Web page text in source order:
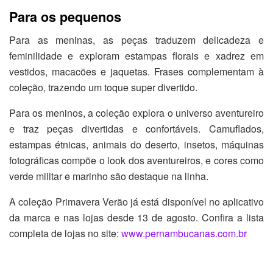
Para os pequenos
Para as meninas, as peças traduzem delicadeza e
feminilidade e exploram estampas florais e xadrez em
vestidos, macacões e jaquetas. Frases complementam à
coleção, trazendo um toque super divertido.
Para os meninos, a coleção explora o universo aventureiro
e traz peças divertidas e confortáveis. Camuflados,
estampas étnicas, animais do deserto, insetos, máquinas
fotográficas compõe o look dos aventureiros, e cores como
verde militar e marinho são destaque na linha.
A coleção Primavera Verão já está disponível no aplicativo
da marca e nas lojas desde 13 de agosto. Confira a lista
completa de lojas no site: www.pernambucanas.com.br